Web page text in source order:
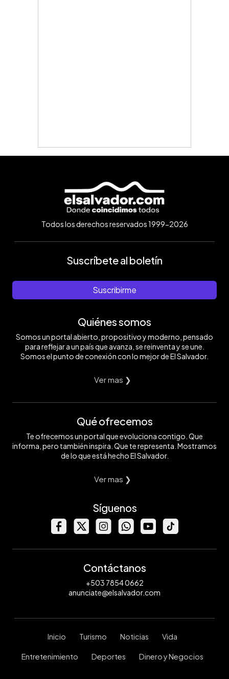
Todos los derechos reservados 1999-2026
Suscríbete al boletín
Suscribirme
Quiénes somos
Somos un portal abierto, propositivo y moderno, pensado
para reflejar a un país que avanza, se reinventa y se une.
Somos el punto de conexión con lo mejor de El Salvador.
Ver mas ❯
Qué ofrecemos
Te ofrecemos un portal que evoluciona contigo. Que
informa, pero también inspira. Que te representa. Mostramos
de lo que está hecho El Salvador.
Ver mas ❯
Síguenos
Contáctanos
+503 7854 0662
anunciate@elsalvador.com
Inicio Turismo Noticias Vida
Entretenimiento Deportes Dinero y Negocios